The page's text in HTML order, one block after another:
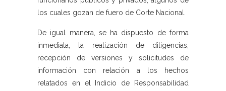
los cuales gozan de fuero de Corte Nacional.
De igual manera, se ha dispuesto de forma
inmediata, la realización de diligencias,
recepción de versiones y solicitudes de
información con relación a los hechos
relatados en el Indicio de Responsabilidad